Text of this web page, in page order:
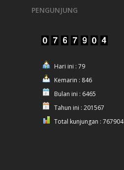
PENGUNJUNG
Hari ini : 79
Kemarin : 846
Bulan ini : 6465
Tahun ini : 201567
Total kunjungan : 767904